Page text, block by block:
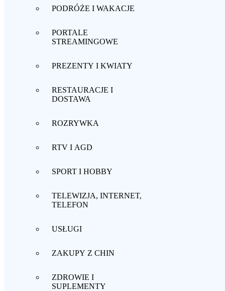
PODRÓŻE I WAKACJE
PORTALE
STREAMINGOWE
PREZENTY I KWIATY
RESTAURACJE I
DOSTAWA
ROZRYWKA
RTV I AGD
SPORT I HOBBY
TELEWIZJA, INTERNET,
TELEFON
USŁUGI
ZAKUPY Z CHIN
ZDROWIE I
SUPLEMENTY